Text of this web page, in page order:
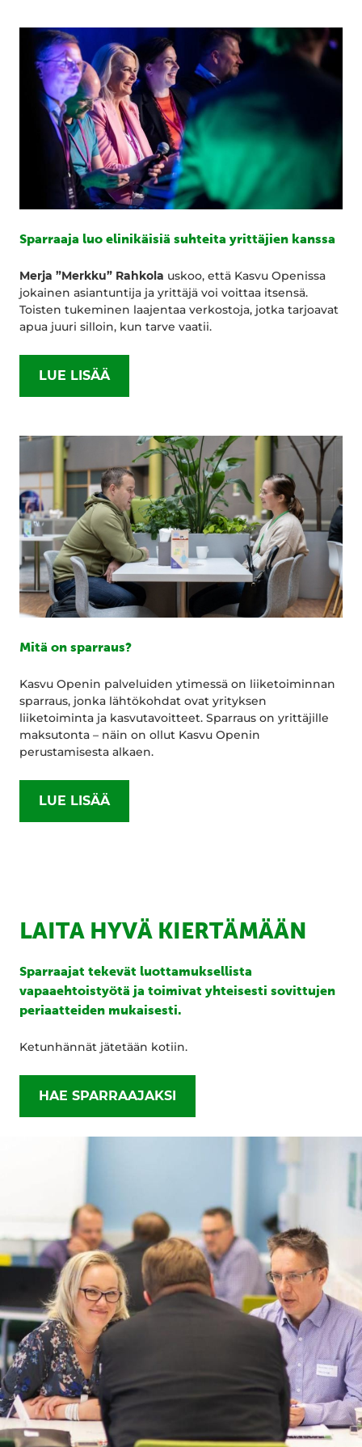
Sparraaja luo elinikäisiä suhteita yrittäjien kanssa
Merja ”Merkku” Rahkola uskoo, että Kasvu Openissa
jokainen asiantuntija ja yrittäjä voi voittaa itsensä.
Toisten tukeminen laajentaa verkostoja, jotka tarjoavat
apua juuri silloin, kun tarve vaatii.
LUE LISÄÄ
Mitä on sparraus?
Kasvu Openin palveluiden ytimessä on liiketoiminnan
sparraus, jonka lähtökohdat ovat yrityksen
liiketoiminta ja kasvutavoitteet. Sparraus on yrittäjille
maksutonta – näin on ollut Kasvu Openin
perustamisesta alkaen.
LUE LISÄÄ
LAITA HYVÄ KIERTÄMÄÄN
Sparraajat tekevät luottamuksellista
vapaaehtoistyötä ja toimivat yhteisesti sovittujen
periaatteiden mukaisesti.
Ketunhännät jätetään kotiin.
HAE SPARRAAJAKSI